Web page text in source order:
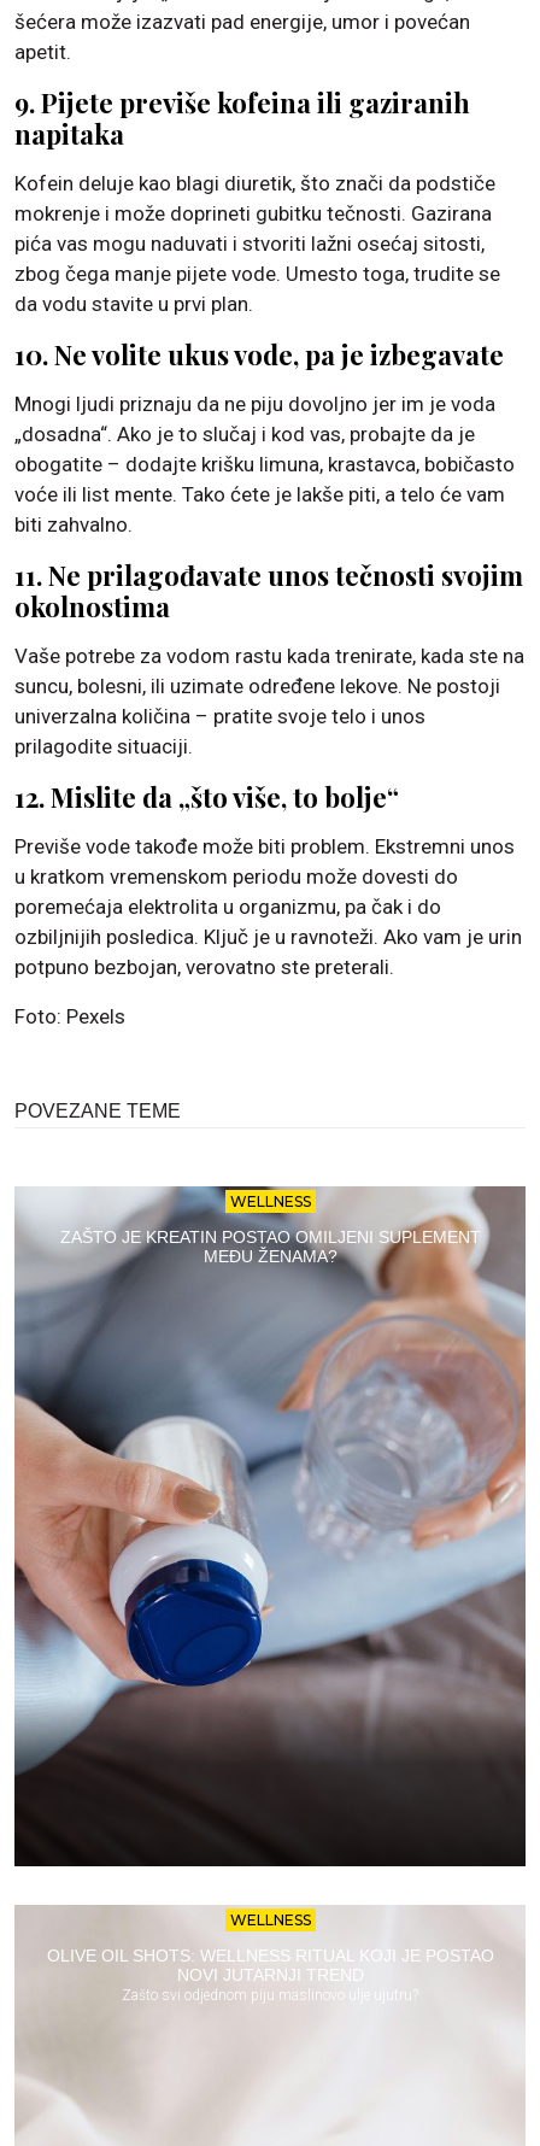
šećera može izazvati pad energije, umor i povećan
apetit.
9. Pijete previše kofeina ili gaziranih
napitaka
Kofein deluje kao blagi diuretik, što znači da podstiče
mokrenje i može doprineti gubitku tečnosti. Gazirana
pića vas mogu naduvati i stvoriti lažni osećaj sitosti,
zbog čega manje pijete vode. Umesto toga, trudite se
da vodu stavite u prvi plan.
10. Ne volite ukus vode, pa je izbegavate
Mnogi ljudi priznaju da ne piju dovoljno jer im je voda
„dosadna“. Ako je to slučaj i kod vas, probajte da je
obogatite – dodajte krišku limuna, krastavca, bobičasto
voće ili list mente. Tako ćete je lakše piti, a telo će vam
biti zahvalno.
11. Ne prilagođavate unos tečnosti svojim
okolnostima
Vaše potrebe za vodom rastu kada trenirate, kada ste na
suncu, bolesni, ili uzimate određene lekove. Ne postoji
univerzalna količina – pratite svoje telo i unos
prilagodite situaciji.
12. Mislite da „što više, to bolje“
Previše vode takođe može biti problem. Ekstremni unos
u kratkom vremenskom periodu može dovesti do
poremećaja elektrolita u organizmu, pa čak i do
ozbiljnijih posledica. Ključ je u ravnoteži. Ako vam je urin
potpuno bezbojan, verovatno ste preterali.
Foto: Pexels
POVEZANE TEME
WELLNESS
ZAŠTO JE KREATIN POSTAO OMILJENI SUPLEMENT
MEĐU ŽENAMA?
WELLNESS
OLIVE OIL SHOTS: WELLNESS RITUAL KOJI JE POSTAO
NOVI JUTARNJI TREND
Zašto svi odjednom piju maslinovo ulje ujutru?